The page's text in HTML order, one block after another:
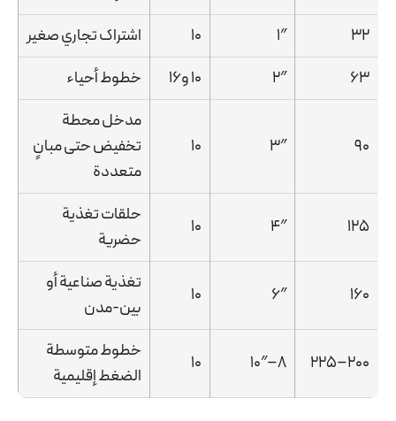
32
اشتراك تجاري صغير
63
خطوط أحياء
مدخل محطة
تخفيض حتى مبانٍ
متعددة
125
حلقات تغذية
حضرية
160
تغذية صناعية أو
بين-مدن
200–225
خطوط متوسطة
الضغط إقليمية